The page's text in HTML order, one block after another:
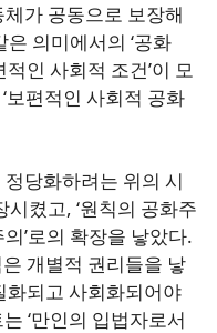
체가 공동으로 보장해
의미에서의 ‘공화
적인 사회적 조건’이 모
보편적인 사회적 공화
정당화하려는 위의 시
시켰고, ‘원칙의 공화주
’로의 확장을 낳았다.
개별적 권리들을 낳
화되고 사회화되어야
‘만인의 입법자로서